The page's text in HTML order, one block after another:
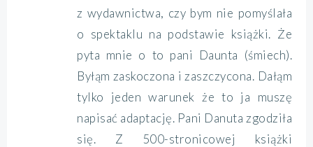
z wydawnictwa, czy bym nie pomyślała
o spektaklu na podstawie książki. Że
pyta mnie o to pani Daunta (śmiech).
Byłąm zaskoczona i zaszczycona. Dałąm
tylko jeden warunek że to ja muszę
napisać adaptację. Pani Danuta zgodziła
się. Z 500-stronicowej książki